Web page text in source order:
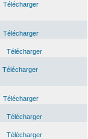
Télécharger
Télécharger
Télécharger
Télécharger
Télécharger
Télécharger
Télécharger